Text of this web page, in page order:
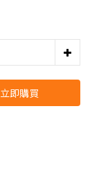
立即購買